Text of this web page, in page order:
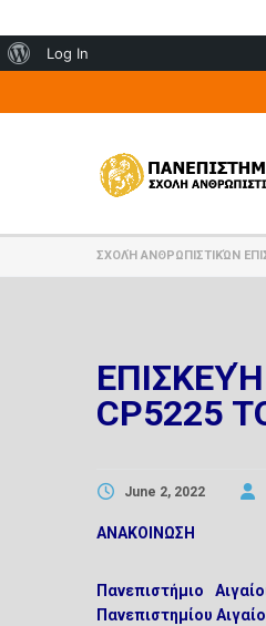
About
Log In
ΣΧΟΛΉ ΑΝΘΡΩΠΙΣΤΙΚΏΝ
CP5225
June 2, 2022
ΑΝΑΚΟΙΝΩΣΗ
Πανεπιστήμιο
Πανεπιστημίου